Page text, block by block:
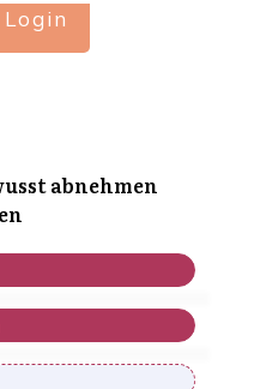
abnehmen